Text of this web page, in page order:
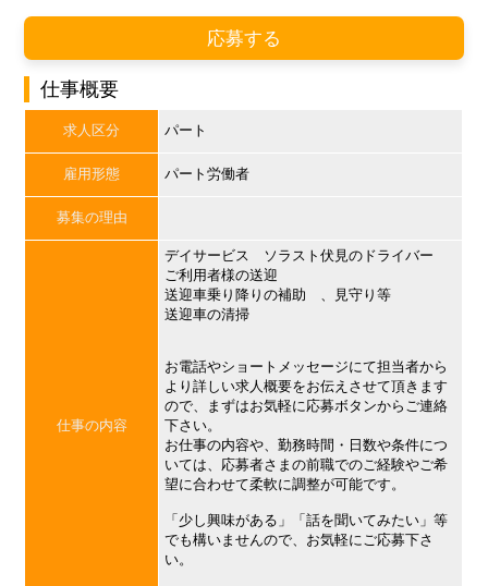
応募する
仕事概要
求人区分 パート
雇用形態 パート労働者
募集の理由
仕事の内容
デイサービス ソラスト伏見のドライバー
ご利用者様の送迎
送迎車乗り降りの補助 、見守り等
送迎車の清掃
お電話やショートメッセージにて担当者から
より詳しい求人概要をお伝えさせて頂きます
ので、まずはお気軽に応募ボタンからご連絡
下さい。
お仕事の内容や、勤務時間・日数や条件につ
いては、応募者さまの前職でのご経験やご希
望に合わせて柔軟に調整が可能です。
「少し興味がある」「話を聞いてみたい」等
でも構いませんので、お気軽にご応募下さ
い。